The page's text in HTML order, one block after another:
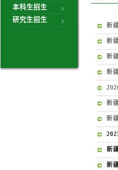
本科生招生
研究生招生
新
新
新
新
新
新
新
新